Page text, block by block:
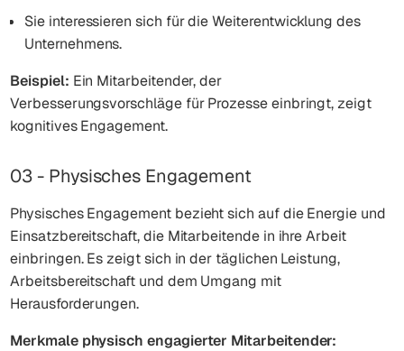
Sie interessieren sich für die Weiterentwicklung des
Unternehmens.
Beispiel: Ein Mitarbeitender, der
Verbesserungsvorschläge für Prozesse einbringt, zeigt
kognitives Engagement.
03 - Physisches Engagement
Physisches Engagement bezieht sich auf die Energie und
Einsatzbereitschaft, die Mitarbeitende in ihre Arbeit
einbringen. Es zeigt sich in der täglichen Leistung,
Arbeitsbereitschaft und dem Umgang mit
Herausforderungen.
Merkmale physisch engagierter Mitarbeitender: